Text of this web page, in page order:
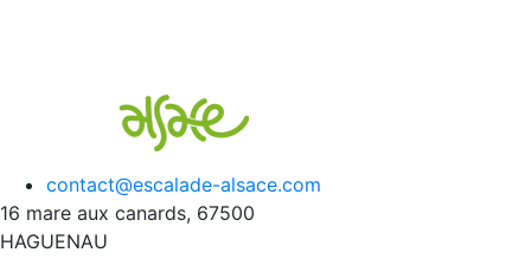
contact@escalade-alsace.com
16 mare aux canards, 67500
HAGUENAU